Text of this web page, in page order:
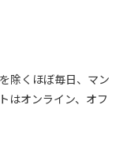
除くほぼ毎日、マン
はオンライン、オフ